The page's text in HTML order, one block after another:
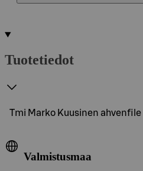
Tuotetiedot
Tmi Marko Kuusinen ahvenfile
Valmistusmaa